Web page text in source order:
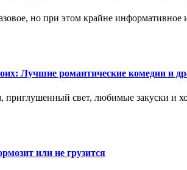
но при этом крайне информативное
Лучшие романтические комедии и
приглушенный свет, любимые закуски и
или не грузится